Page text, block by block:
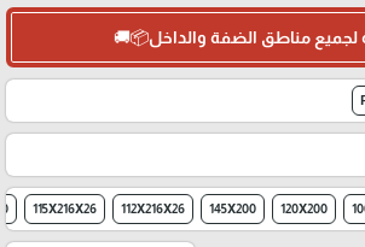
لجميع مناطق الضفة والداخل📦🚚
120X200
145X200
112X216X26
115X216X26